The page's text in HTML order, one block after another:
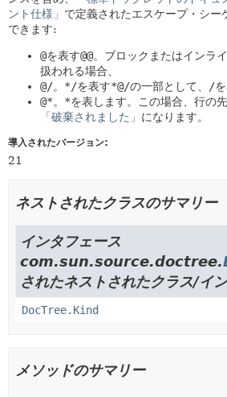
ント仕様」 で定義されたエスケープ・シー
できます:
@を表す@@。ブロックまたはインラ
扱われる場合、
@/。 */を表す*@/の一部として、 /
@*。 *を表します。この場合、行の
「破棄されました」 になります。
導入されたバージョン:
21
ネストされたクラスのサマリー
インタフェース
com.sun.source.doctree.
されたネストされたクラス/イ
DocTree.Kind
メソッドのサマリー